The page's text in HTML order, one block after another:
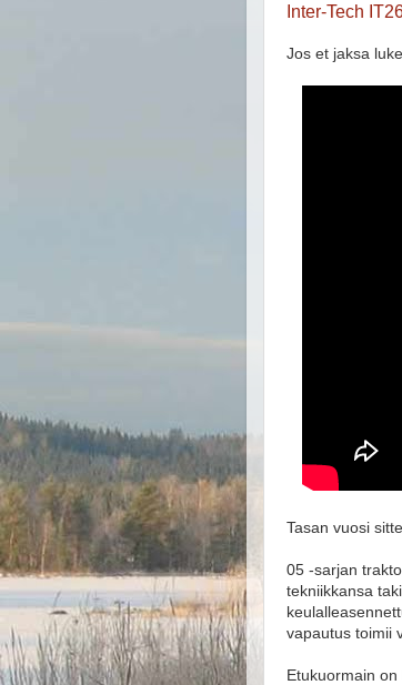
Inter-Tech
Jos et jaksa
Tasan vuosi
05 -sarjan
tekniikkansa
vapautus toimii
Etukuormain